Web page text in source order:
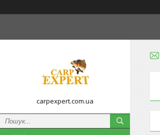
carpexpert.com.ua